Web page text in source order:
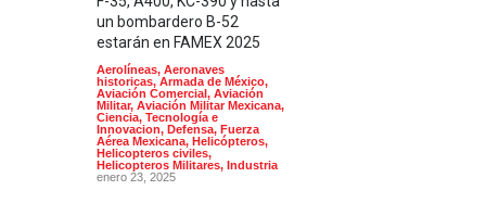
un bombardero B-52
estarán en FAMEX 2025
Aerolíneas, Aeronaves
historicas, Armada de México,
Aviación Comercial, Aviación
Militar, Aviación Militar Mexicana,
Ciencia, Tecnología e
Innovacion, Defensa, Fuerza
Aérea Mexicana, Helicópteros,
Helicopteros civiles,
Helicopteros Militares, Industria
enero 23, 2025